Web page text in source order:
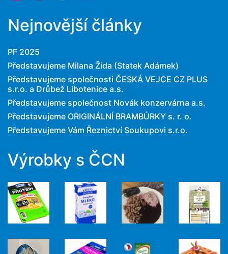
Nejnovější články
PF 2025
Představujeme Milana Žida (Statek Adámek)
Představujeme společnosti ČESKÁ VEJCE CZ PLUS
s.r.o. a Drůbež Libotenice a.s.
Představujeme společnost Novák konzervárna a.s.
Představujeme ORIGINÁLNÍ BRAMBŮRKY s. r. o.
Představujeme Vám Řeznictví Soukupovi s.r.o.
Výrobky s ČCN